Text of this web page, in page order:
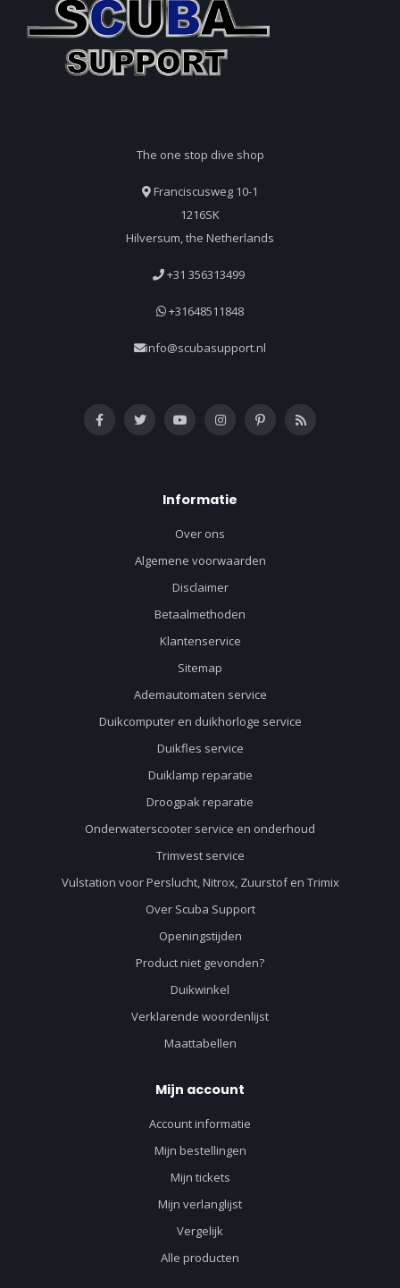
The one stop dive shop
Franciscusweg 10-1
1216SK
Hilversum, the Netherlands
+31 356313499
+31648511848
info@scubasupport.nl
Informatie
Over ons
Algemene voorwaarden
Disclaimer
Betaalmethoden
Klantenservice
Sitemap
Ademautomaten service
Duikcomputer en duikhorloge service
Duikfles service
Duiklamp reparatie
Droogpak reparatie
Onderwaterscooter service en onderhoud
Trimvest service
Vulstation voor Perslucht, Nitrox, Zuurstof en Trimix
Over Scuba Support
Openingstijden
Product niet gevonden?
Duikwinkel
Verklarende woordenlijst
Maattabellen
Mijn account
Account informatie
Mijn bestellingen
Mijn tickets
Mijn verlanglijst
Vergelijk
Alle producten